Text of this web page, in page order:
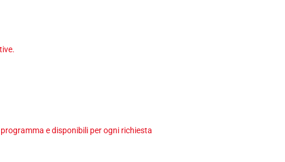
e disponibili per ogni richiesta